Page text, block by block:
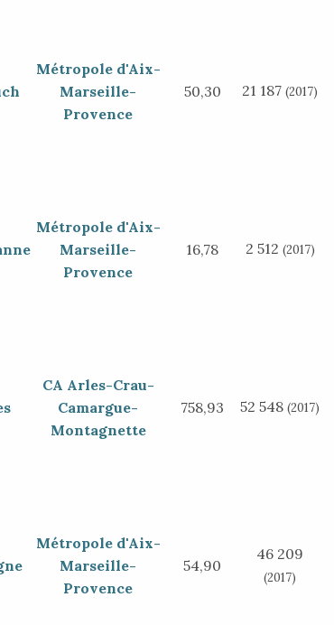
Métropole d'Aix-
Marseille-
Provence
50,30 21 187 (2017)
Métropole d'Aix-
Marseille-
Provence
16,78 2 512 (2017)
CA Arles-Crau-
Camargue-
Montagnette
758,93 52 548 (2017)
Métropole d'Aix-
Marseille-
Provence
54,90
46 209
(2017)